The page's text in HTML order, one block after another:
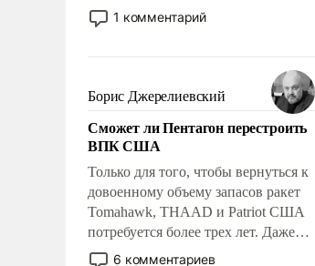
обыденностью. Задача по созданию
такого корабля очень сложна и
реализация радикально поднимет
наши боевые возможности.
1 комментарий
Борис Джерелиевский
Сможет ли Пентагон перестроить
ВПК США
Только для того, чтобы вернуться к
довоенному объему запасов ракет
Tomahawk, THAAD и Patriot США
потребуется более трех лет. Даже
небольшая война с Ираном
6 комментариев